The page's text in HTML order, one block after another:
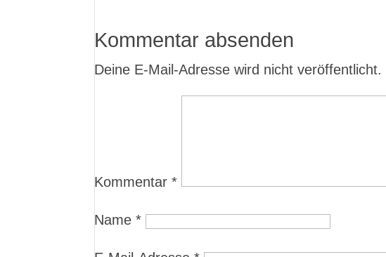
Kommentar absenden
Deine E-Mail-Adresse wird nicht veröffentlicht.
Kommentar*
Name*